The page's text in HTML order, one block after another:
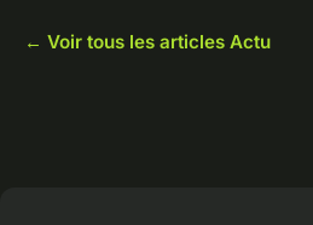
← Voir tous les articles Actu